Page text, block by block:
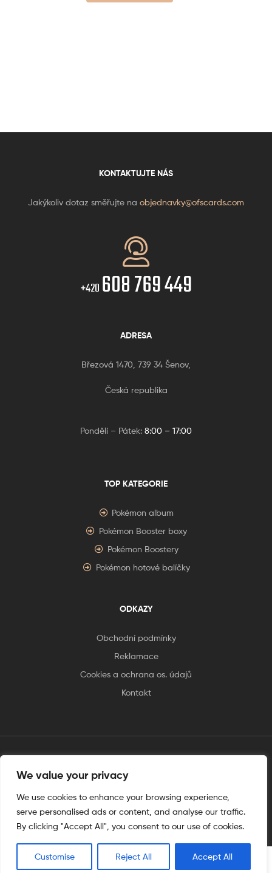
We value your privacy
We use cookies to enhance your browsing experience,
serve personalised ads or content, and analyse our traffic.
By clicking "Accept All", you consent to our use of cookies.
Customise Reject All Accept All
KONTAKTUJTE NÁS
Jakýkoliv dotaz směřujte na objednavky@ofscards.com
+420 608 769 449
ADRESA
Březová 1470, 739 34 Šenov,
Česká republika
Pondělí – Pátek: 8:00 – 17:00
TOP KATEGORIE
Pokémon album
Pokémon Booster boxy
Pokémon Boostery
Pokémon hotové balíčky
ODKAZY
Obchodní podmínky
Reklamace
Cookies a ochrana os. údajů
Kontakt
tento web je vytvořen úplnějinak